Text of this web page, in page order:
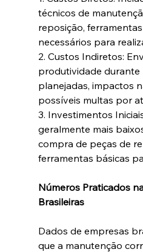
técnicos de
reposição,
necessários para
2. Custos Indiretos:
produtividade durante
planejadas, impactos
possíveis multas por
3. Investimentos
geralmente mais
compra de peças de
ferramentas básicas
Números Praticados
Brasileiras
Dados de empresas
que a manutenção